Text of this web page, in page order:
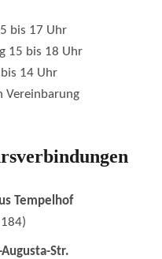
bis 17 Uhr
15 bis 18 Uhr
14 Uhr
Vereinbarung
Tempelhof
Str.